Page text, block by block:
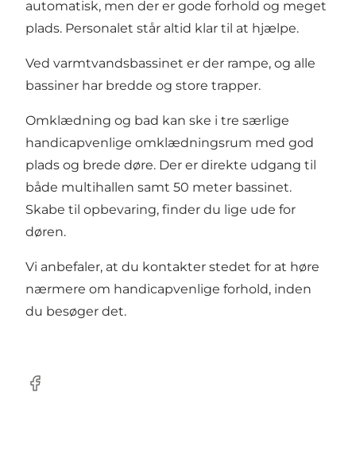
automatisk, men der er gode forhold og meget
plads. Personalet står altid klar til at hjælpe.
Ved varmtvandsbassinet er der rampe, og alle
bassiner har bredde og store trapper.
Omklædning og bad kan ske i tre særlige
handicapvenlige omklædningsrum med god
plads og brede døre. Der er direkte udgang til
både multihallen samt 50 meter bassinet.
Skabe til opbevaring, finder du lige ude for
døren.
Vi anbefaler, at du kontakter stedet for at høre
nærmere om handicapvenlige forhold, inden
du besøger det.
Facebook